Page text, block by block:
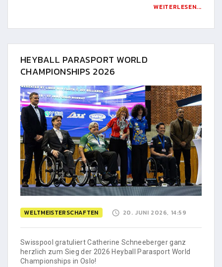
WEITERLESEN...
HEYBALL PARASPORT WORLD
CHAMPIONSHIPS 2026
WELTMEISTERSCHAFTEN 20. JUNI 2026, 14:59
Swisspool gratuliert Catherine Schneeberger ganz
herzlich zum Sieg der 2026 Heyball Parasport World
Championships in Oslo!